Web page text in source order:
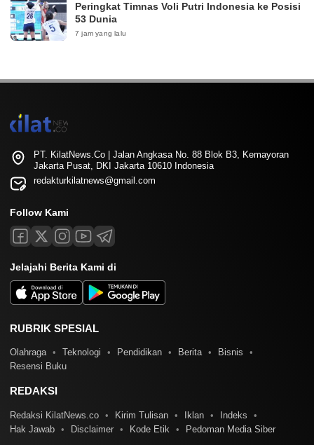
Peringkat Timnas Voli Putri Indonesia ke Posisi
53 Dunia
7 jam yang lalu
PT. KilatNews.Co | Jalan Angkasa No. 88 Blok B3, Kemayoran
Jakarta Pusat, DKI Jakarta 10610 Indonesia
redakturkilatnews@gmail.com
Follow Kami
Jelajahi Berita Kami di
RUBRIK SPESIAL
Olahraga Teknologi Pendidikan Berita
Bisnis
Resensi Buku
REDAKSI
Redaksi KilatNews.co Kirim Tulisan Iklan
Indeks
Hak Jawab
Disclaimer Kode Etik Pedoman Media Siber